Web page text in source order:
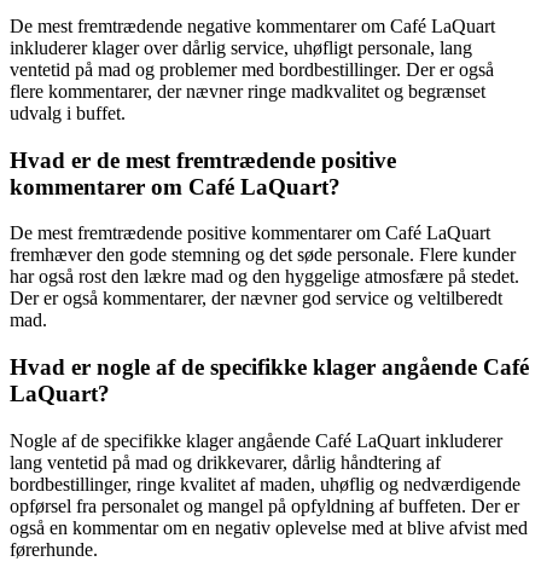
De mest fremtrædende negative kommentarer om Café LaQuart
inkluderer klager over dårlig service, uhøfligt personale, lang
ventetid på mad og problemer med bordbestillinger. Der er også
flere kommentarer, der nævner ringe madkvalitet og begrænset
udvalg i buffet.
Hvad er de mest fremtrædende positive
kommentarer om Café LaQuart?
De mest fremtrædende positive kommentarer om Café LaQuart
fremhæver den gode stemning og det søde personale. Flere kunder
har også rost den lækre mad og den hyggelige atmosfære på stedet.
Der er også kommentarer, der nævner god service og veltilberedt
mad.
Hvad er nogle af de specifikke klager angående Café
LaQuart?
Nogle af de specifikke klager angående Café LaQuart inkluderer
lang ventetid på mad og drikkevarer, dårlig håndtering af
bordbestillinger, ringe kvalitet af maden, uhøflig og nedværdigende
opførsel fra personalet og mangel på opfyldning af buffeten. Der er
også en kommentar om en negativ oplevelse med at blive afvist med
førerhunde.